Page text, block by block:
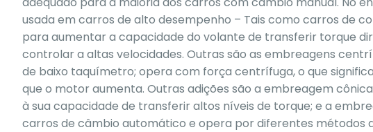
usada em carros de alto desempenho – Tais como carros de
para aumentar a capacidade do volante de transferir torque
controlar a altas velocidades. Outras são as embreagens
de baixo taquímetro; opera com força centrífuga, o que
que o motor aumenta. Outras adições são a embreagem
à sua capacidade de transferir altos níveis de torque; e a
carros de câmbio automático e opera por diferentes métodos